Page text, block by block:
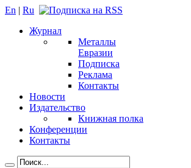
En | Ru
Журнал
Металлы
Евразии
Подписка
Реклама
Контакты
Новости
Издательство
Книжная полка
Конференции
Контакты